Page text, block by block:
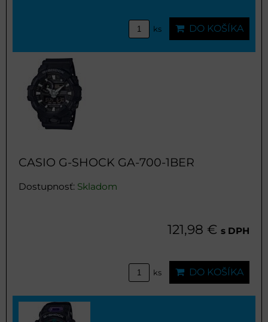
ks DO KOŠÍKA
CASIO G-SHOCK GA-700-1BER
Dostupnosť: Skladom
121,98 € s DPH
ks DO KOŠÍKA